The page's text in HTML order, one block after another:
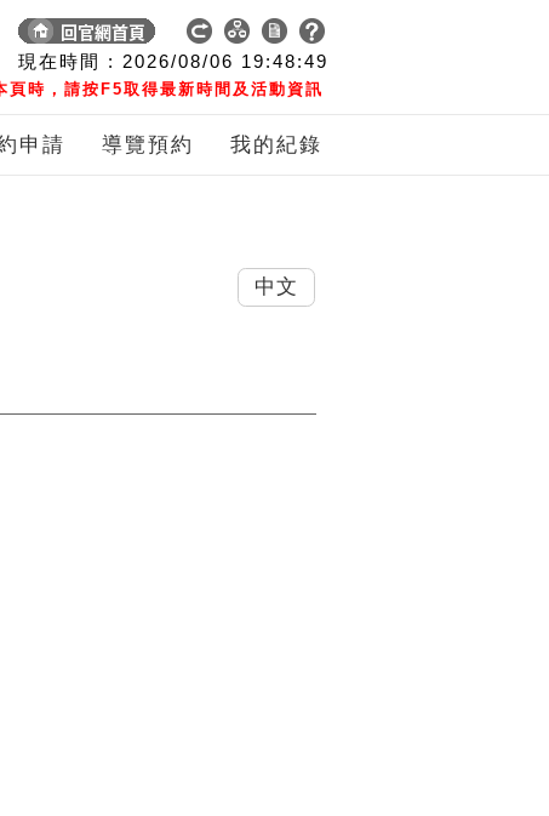
現在時間 : 2026/08/06 19:48:49
頁時，請按F5取得最新時間及活動資訊
申請 導覽預約 我的紀錄